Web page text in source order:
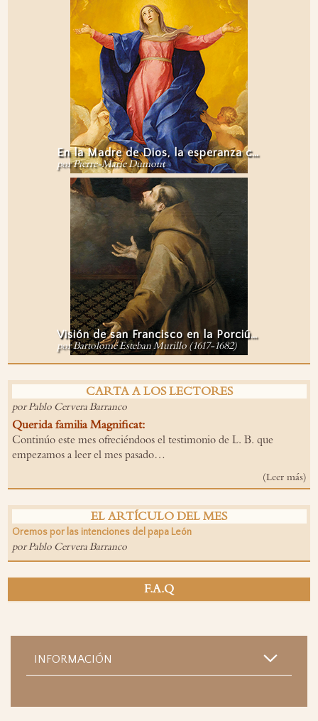
En la Madre de Dios, la esperanza cristiana encuentra su mayor testimonio
por Pierre-Marie Dumont
Visión de san Francisco en la Porciúncula
por Bartolomé Esteban Murillo (1617-1682)
CARTA A LOS LECTORES
por Pablo Cervera Barranco
Querida familiaMagnificat:
Continúo este mes ofreciéndoos el testimonio de L. B. que
empezamos a leer el mes pasado…
(Leer más)
EL ARTÍCULO DEL MES
Oremos por las intenciones del papa León
por Pablo Cervera Barranco
F.A.Q
INFORMACIÓN